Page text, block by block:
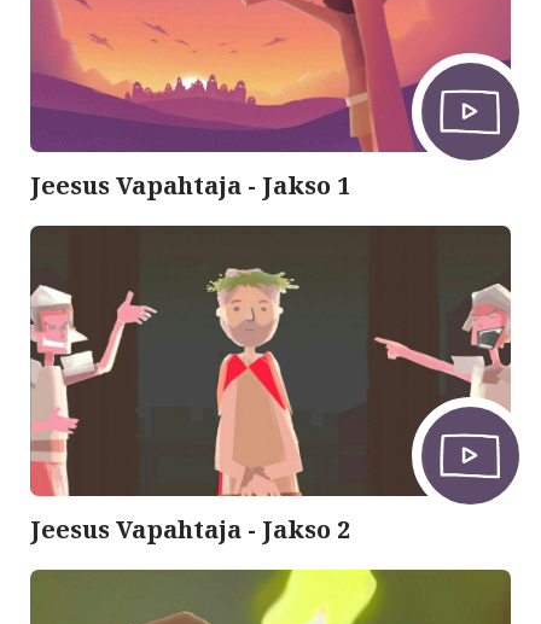
Jeesus Vapahtaja - Jakso 1
Jeesus Vapahtaja - Jakso 2